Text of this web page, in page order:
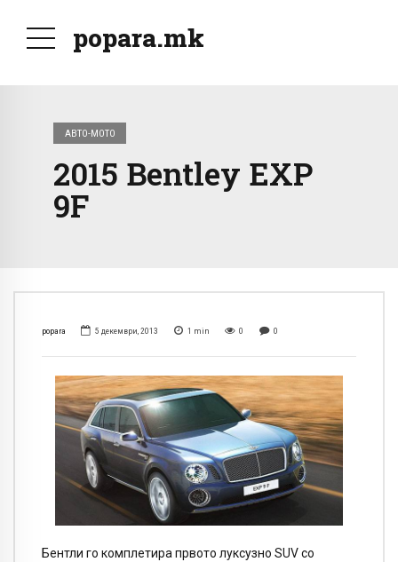
popara.mk
АВТО-МОТО
2015 Bentley EXP
9F
popara 5 декември, 2013 1 min 0 0
Бентли го комплетира првото луксузно SUV со